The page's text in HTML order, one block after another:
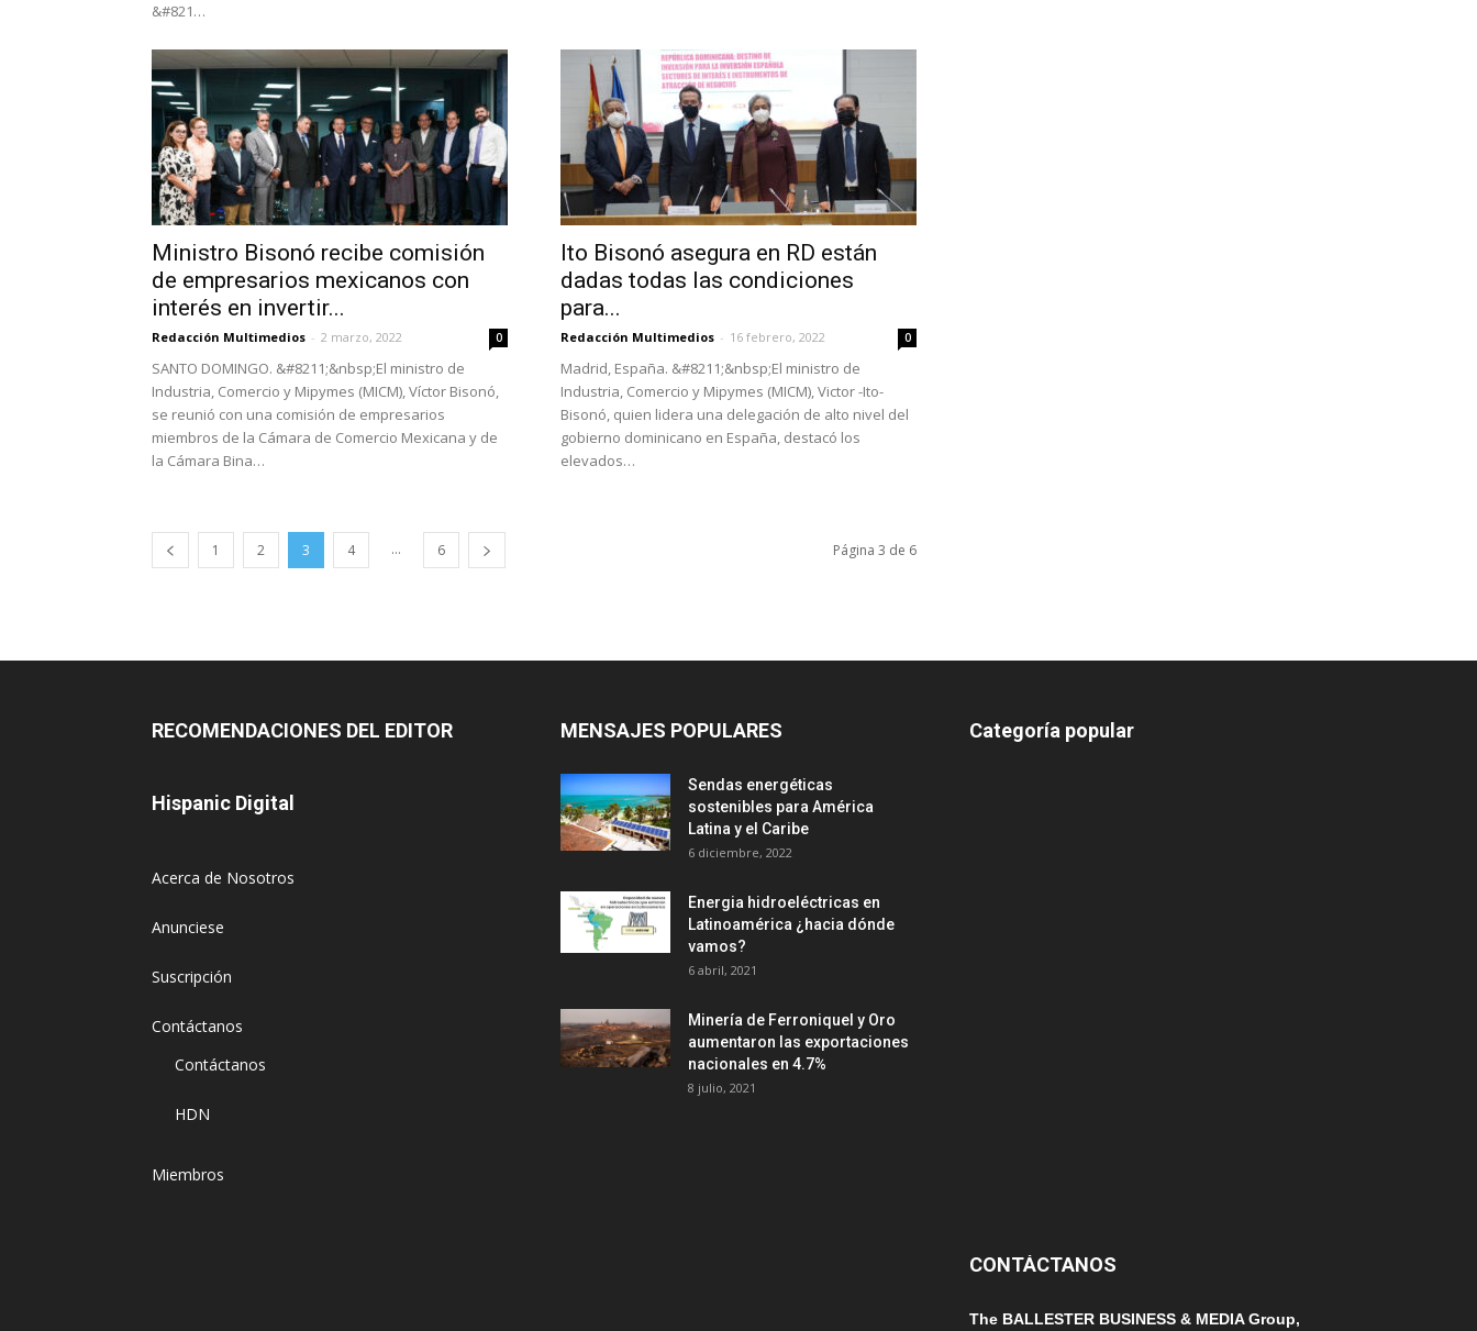
&#821…
Ministro Bisonó recibe comisión
de empresarios mexicanos con
interés en invertir...
Redacción Multimedios - 2 marzo, 2022 0
SANTO DOMINGO. &#8211;&nbsp;El ministro de
Industria, Comercio y Mipymes (MICM), Víctor Bisonó,
se reunió con una comisión de empresarios
miembros de la Cámara de Comercio Mexicana y de
la Cámara Bina…
Ito Bisonó asegura en RD están
dadas todas las condiciones
para...
Redacción Multimedios - 16 febrero, 2022 0
Madrid, España. &#8211;&nbsp;El ministro de
Industria, Comercio y Mipymes (MICM), Victor -Ito-
Bisonó, quien lidera una delegación de alto nivel del
gobierno dominicano en España, destacó los
elevados…
1 2 3 4 ... 6 Página 3 de 6
RECOMENDACIONES DEL EDITOR
Hispanic Digital
Acerca de Nosotros
Anunciese
Suscripción
Contáctanos
Contáctanos
HDN
Miembros
MENSAJES POPULARES
Sendas energéticas
sostenibles para América
Latina y el Caribe
6 diciembre, 2022
Energia hidroeléctricas en
Latinoamérica ¿hacia dónde
vamos?
6 abril, 2021
Minería de Ferroniquel y Oro
aumentaron las exportaciones
nacionales en 4.7%
8 julio, 2021
Categoría popular
CONTÁCTANOS
The BALLESTER BUSINESS & MEDIA Group,